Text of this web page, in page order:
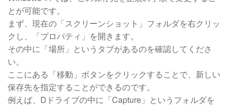
とが可能です。
まず、現在の「スクリーンショット」フォルダを右クリッ
クし、「プロパティ」を開きます。
その中に「場所」というタブがあるのを確認してくださ
い。
ここにある「移動」ボタンをクリックすることで、新しい
保存先を指定することができるのです。
例えば、Dドライブの中に「Capture」というフォルダを